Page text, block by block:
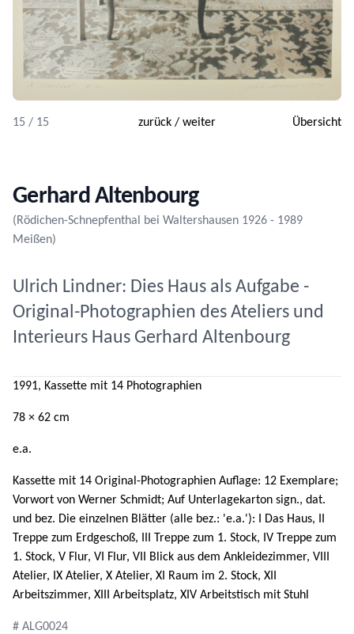
15 / 15 zurück/ weiter Übersicht
Gerhard Altenbourg
(Rödichen-Schnepfenthal bei Waltershausen 1926 - 1989
Meißen)
Ulrich Lindner: Dies Haus als Aufgabe -
Original-Photographien des Ateliers und
Interieurs Haus Gerhard Altenbourg
1991, Kassette mit 14 Photographien
78 × 62 cm
e.a.
Kassette mit 14 Original-Photographien Auflage: 12 Exemplare;
Vorwort von Werner Schmidt; Auf Unterlagekarton sign., dat.
und bez. Die einzelnen Blätter (alle bez.: 'e.a.'): I Das Haus, II
Treppe zum Erdgeschoß, III Treppe zum 1. Stock, IV Treppe zum
1. Stock, V Flur, VI Flur, VII Blick aus dem Ankleidezimmer, VIII
Atelier, IX Atelier, X Atelier, XI Raum im 2. Stock, XII
Arbeitszimmer, XIII Arbeitsplatz, XIV Arbeitstisch mit Stuhl
# ALG0024